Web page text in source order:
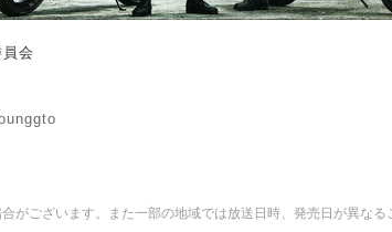
会
がございます。また一部の地域では放送日時、発売日が異なる